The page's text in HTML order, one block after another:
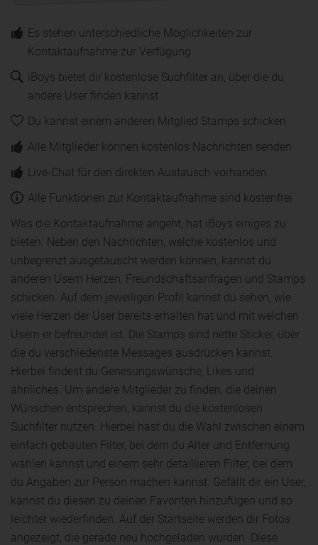
Es stehen unterschiedliche Möglichkeiten zur
Kontaktaufnahme zur Verfügung
iBoys bietet dir kostenlose Suchfilter an, über die du
andere User finden kannst
Du kannst einem anderen Mitglied Stamps schicken
Alle Mitglieder können kostenlos Nachrichten senden
Live-Chat für den direkten Austausch vorhanden
Alle Funktionen zur Kontaktaufnahme sind kostenfrei
Was die Kontaktaufnahme angeht, hat iBoys einiges zu
bieten. Neben den Nachrichten, welche kostenlos und
unbegrenzt ausgetauscht werden können, kannst du
anderen Usern Herzen, Freundschaftsanfragen und Stamps
schicken. Auf dem jeweiligen Profil kannst du sehen, wie
viele Herzen der User bereits erhalten hat und mit welchen
Usern er befreundet ist. Die Stamps sind nette Sticker, über
die du verschiedenste Messages ausdrücken kannst.
Hierbei findest du Genesungswünsche, Likes und
ähnliches. Um andere Mitglieder zu finden, die deinen
Wünschen entsprechen, kannst du die kostenlosen
Suchfilter nutzen. Hierbei hast du die Wahl zwischen einem
einfach gebauten Filter, bei dem du Alter und Entfernung
wählen kannst und einem sehr detaillieren Filter, bei dem
du Angaben zur Person machen kannst. Gefällt dir ein User,
kannst du diesen zu deinen Favoriten hinzufügen und so
leichter wiederfinden. Auf der Startseite werden dir Fotos
angezeigt, die gerade neu hochgeladen wurden. Diese